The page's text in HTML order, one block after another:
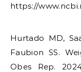
https://
​Hurtado MD,
Faubion SS.
Obes Rep.